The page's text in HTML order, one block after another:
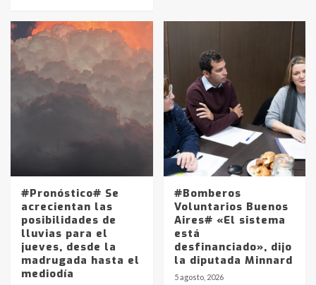
#Pronóstico# Se
acrecientan las
posibilidades de
lluvias para el
jueves, desde la
madrugada hasta el
mediodía
#Bomberos
Voluntarios Buenos
Aires# «El sistema
está
desfinanciado», dijo
la diputada Minnard
5 agosto, 2026